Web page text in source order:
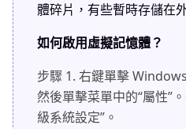
體碎片，有些暫時存儲在
如何啟用虛擬記憶體？
步驟 1. 右鍵單擊
然後單擊菜單中的“屬性”
級系統設定”。